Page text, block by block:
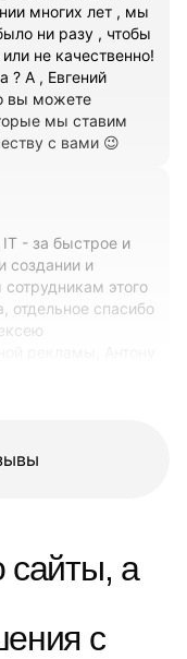
многих лет , мы
ни разу , чтобы
не качественно!
? А , Евгений
вы можете
мы ставим
с вами 😉
- за быстрое и
создании и
этого
отдельное спасибо
сайты, а
с